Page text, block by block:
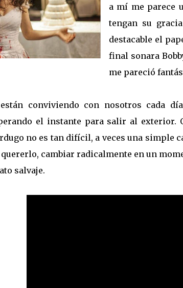
a mí me parece
tengan su
destacable el
final sonara
me pareció
conviviendo con nosotros cada
el instante para salir al
no es tan difícil, a veces una simple
cambiar radicalmente en un
salvaje.